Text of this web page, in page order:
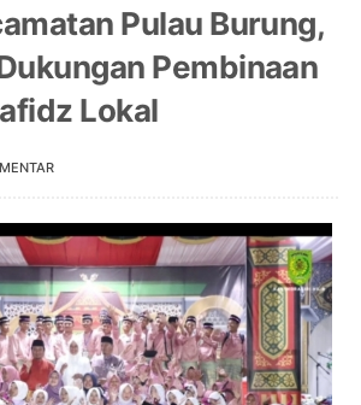
Pulau Burung,
Pembinaan
Lokal